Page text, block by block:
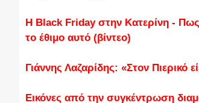
Η Black Friday στην Κατερίνη - Πως
το έθιμο αυτό (βίντεο)
Γιάννης Λαζαρίδης: «Στον Πιερικό
Εικόνες από την συγκέντρωση